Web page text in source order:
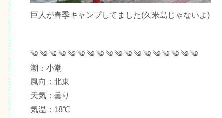
巨人が春季キャンプしてました(久米島じゃないよ)
༄ ༄ ༄ ༄ ༄ ༄ ༄ ༄ ༄ ༄ ༄ ༄ ༄ ༄ ༄ ༄ ༄ ༄
潮：小潮
風向：北東
天気：曇り
気温：18℃